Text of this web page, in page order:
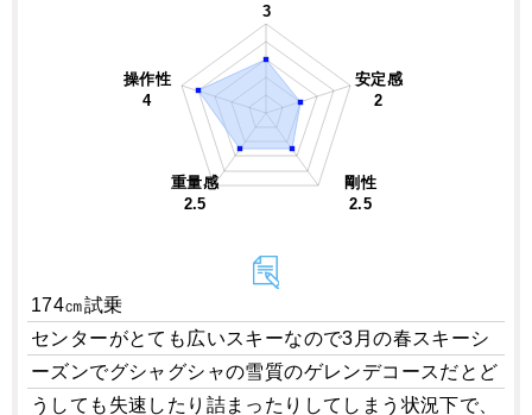
3
安定感
2
剛性
2.5
重量感
2.5
操作性
4
174㎝試乗
センターがとても広いスキーなので3月の春スキーシ
ーズンでグシャグシャの雪質のゲレンデコースだとど
うしても失速したり詰まったりしてしまう状況下で、